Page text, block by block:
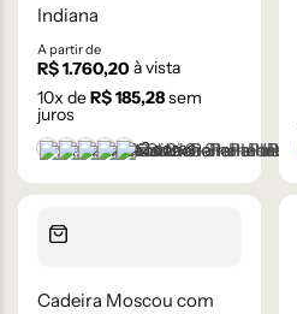
Indiana
A partir de
R$1.760,20 à vista
10x deR$185,28sem
juros
Castanho
Castanho Médio
Laca Branco
Laca Cinza
Laca Preta
+2 cores
Cadeira Moscou com